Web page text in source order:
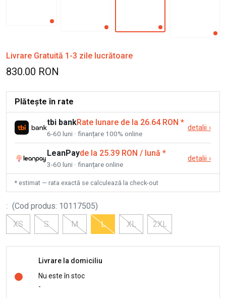
Livrare Gratuită 1-3 zile lucrătoare
830.00 RON
Plătește în rate
tbi bankRate lunare de la 26.64 RON *
6-60 luni · finanțare 100% online
detalii ›
LeanPayde la 25.39 RON / lună *
3-60 luni · finanțare online
detalii ›
* estimat — rata exactă se calculează la check-out
: (Cod produs: 10117505)
XS
S M L XL 2XL
Livrare la domiciliu
Nu este în stoc
-